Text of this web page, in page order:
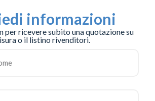
informazioni
per ricevere subito una quotazione su
o il listino rivenditori.